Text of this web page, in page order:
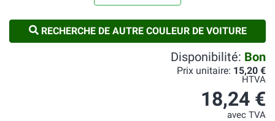
RECHERCHE DE AUTRE COULEUR DE VOITURE
Disponibilité: Bon
Prix unitaire: 15,20 €
HTVA
18,24 €
avec TVA